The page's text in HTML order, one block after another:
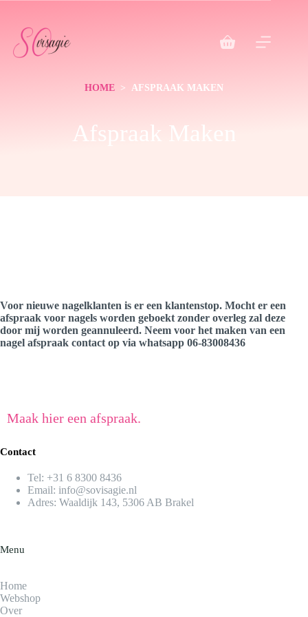
HOME > AFSPRAAK MAKEN
Afspraak Maken
Voor nieuwe nagelklanten is er een klantenstop. Mocht er een
afspraak voor nagels worden geboekt zonder overleg zal deze
door mij worden geannuleerd. Neem voor het maken van een
nagel afspraak contact op via whatsapp 06-83008436
Maak hier een afspraak.
Contact
Tel: +31 6 8300 8436​
Email: info@sovisagie.nl
Adres: Waaldijk 143, 5306 AB Brakel
Menu
Home
Webshop
Over